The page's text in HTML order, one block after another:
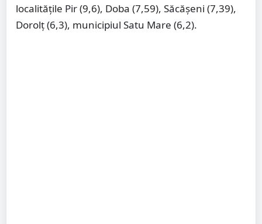
localitățile Pir (9,6), Doba (7,59), Săcășeni (7,39),
Dorolț (6,3), municipiul Satu Mare (6,2).